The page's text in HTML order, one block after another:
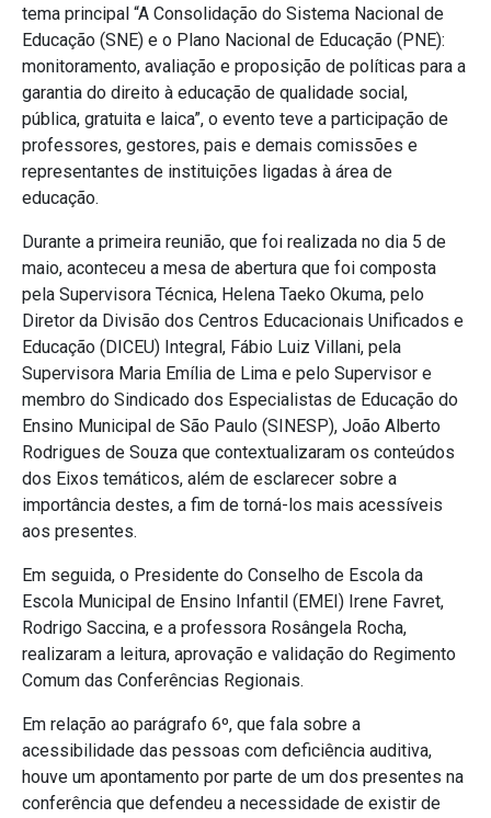
tema principal “A Consolidação do Sistema Nacional de
Educação (SNE) e o Plano Nacional de Educação (PNE):
monitoramento, avaliação e proposição de políticas para a
garantia do direito à educação de qualidade social,
pública, gratuita e laica”, o evento teve a participação de
professores, gestores, pais e demais comissões e
representantes de instituições ligadas à área de
educação.
Durante a primeira reunião, que foi realizada no dia 5 de
maio, aconteceu a mesa de abertura que foi composta
pela Supervisora Técnica, Helena Taeko Okuma, pelo
Diretor da Divisão dos Centros Educacionais Unificados e
Educação (DICEU) Integral, Fábio Luiz Villani, pela
Supervisora Maria Emília de Lima e pelo Supervisor e
membro do Sindicado dos Especialistas de Educação do
Ensino Municipal de São Paulo (SINESP), João Alberto
Rodrigues de Souza que contextualizaram os conteúdos
dos Eixos temáticos, além de esclarecer sobre a
importância destes, a fim de torná-los mais acessíveis
aos presentes.
Em seguida, o Presidente do Conselho de Escola da
Escola Municipal de Ensino Infantil (EMEI) Irene Favret,
Rodrigo Saccina, e a professora Rosângela Rocha,
realizaram a leitura, aprovação e validação do Regimento
Comum das Conferências Regionais.
Em relação ao parágrafo 6º, que fala sobre a
acessibilidade das pessoas com deficiência auditiva,
houve um apontamento por parte de um dos presentes na
conferência que defendeu a necessidade de existir de